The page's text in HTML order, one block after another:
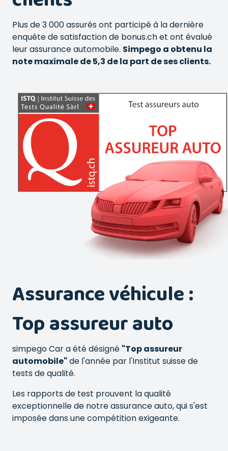
Plus de 3 000 assurés ont participé à la dernière
enquête de satisfaction de bonus.ch et ont évalué
leur assurance automobile. Simpego a obtenu la
note maximale de 5,3 de la part de ses clients.
Assurance véhicule :
Top assureur auto
simpego Car a été désigné "Top assureur
automobile" de l'année par l'Institut suisse de
tests de qualité.
Les rapports de test prouvent la qualité
exceptionnelle de notre assurance auto, qui s'est
imposée dans une compétition exigeante.